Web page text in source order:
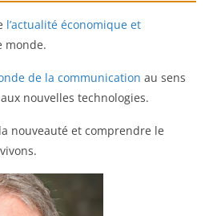
l’actualité économique et
monde.
de la communication au sens
nouvelles technologies.
nouveauté et comprendre le